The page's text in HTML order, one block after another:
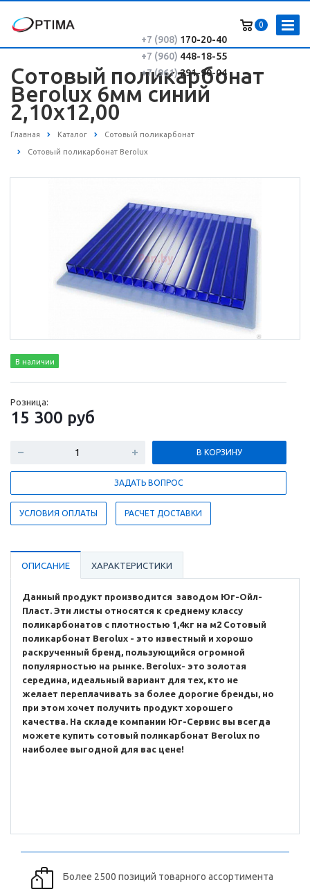
0
+7 (908) 170-20-40
+7 (960) 448-18-55
+7 (961)291-90-04
Сотовый поликарбонат
Berolux 6мм синий
2,10x12,00
Главная Каталог Сотовый поликарбонат
Сотовый поликарбонат Berolux
В наличии
Розница:
15 300 руб
В КОРЗИНУ
ЗАДАТЬ ВОПРОС
УСЛОВИЯ ОПЛАТЫ РАСЧЕТ ДОСТАВКИ
ОПИСАНИЕ ХАРАКТЕРИСТИКИ
Данный продукт производится заводом Юг-Ойл-
Пласт. Эти листы относятся к среднему классу
поликарбонатов с плотностью 1,4кг на м2 Сотовый
поликарбонат Berolux - это известный и хорошо
раскрученный бренд, пользующийся огромной
популярностью на рынке. Berolux- это золотая
середина, идеальный вариант для тех, кто не
желает переплачивать за более дорогие бренды, но
при этом хочет получить продукт хорошего
качества. На складе компании Юг-Сервис вы всегда
можете купить сотовый поликарбонат Berolux по
наиболее выгодной для вас цене!
Более 2500 позиций товарного ассортимента